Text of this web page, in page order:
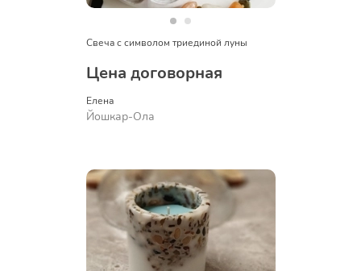
Свеча с символом триединой луны
Цена договорная
Елена
Йошкар-Ола